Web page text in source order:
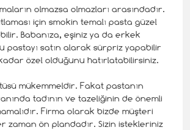
olmazsa olmazları arasındadır.
için smokin temalı pasta güzel
Babanıza, eşiniz ya da erkek
pastayı satın alarak sürpriz yapabilir
özel olduğunu hatırlatabilirsiniz.
mükemmeldir. Fakat pastanın
tadının ve tazeliğinin de önemli
Firma olarak bizde müşteri
zaman ön plandadır. Sizin istekleriniz